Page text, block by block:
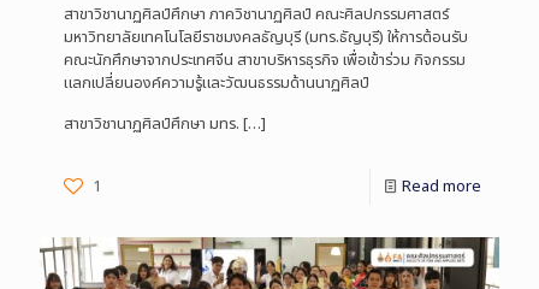
สาขาวิชานาฏศิลป์ศึกษา ภาควิชานาฏศิลป์ คณะศิลปกรรมศาสตร์
มหาวิทยาลัยเทคโนโลยีราชมงคลธัญบุรี (มทร.ธัญบุรี) ให้การต้อนรับ
คณะนักศึกษาจากประเทศจีน สาขาบริหารธุรกิจ เพื่อเข้าร่วม กิจกรรม
แลกเปลี่ยนองค์ความรู้และวัฒนธรรมด้านนาฏศิลป์
สาขาวิชานาฏศิลป์ศึกษา มทร. […]
1 Read more